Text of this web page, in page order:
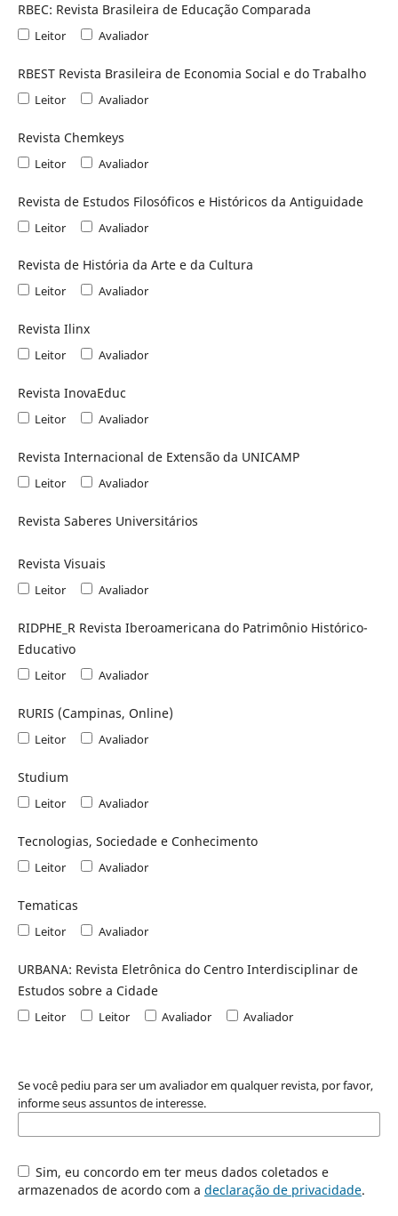
RBEC: Revista Brasileira de Educação Comparada
Leitor Avaliador
RBEST Revista Brasileira de Economia Social e do Trabalho
Leitor Avaliador
Revista Chemkeys
Leitor Avaliador
Revista de Estudos Filosóficos e Históricos da Antiguidade
Leitor Avaliador
Revista de História da Arte e da Cultura
Leitor Avaliador
Revista Ilinx
Leitor Avaliador
Revista InovaEduc
Leitor Avaliador
Revista Internacional de Extensão da UNICAMP
Leitor Avaliador
Revista Saberes Universitários
Revista Visuais
Leitor Avaliador
RIDPHE_R Revista Iberoamericana do Patrimônio Histórico-
Educativo
Leitor Avaliador
RURIS (Campinas, Online)
Leitor Avaliador
Studium
Leitor Avaliador
Tecnologias, Sociedade e Conhecimento
Leitor Avaliador
Tematicas
Leitor Avaliador
URBANA: Revista Eletrônica do Centro Interdisciplinar de
Estudos sobre a Cidade
Leitor Leitor Avaliador Avaliador
Se você pediu para ser um avaliador em qualquer revista, por favor,
informe seus assuntos de interesse.
Sim, eu concordo em ter meus dados coletados e
armazenados de acordo com a declaração de privacidade.